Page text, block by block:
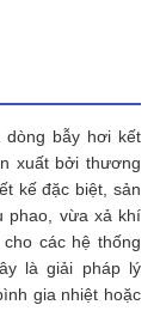
dòng bẫy hơi kết
xuất bởi thương
kế đặc biệt, sản
phao, vừa xả khí
các hệ thống
là giải pháp lý
gia nhiệt hoặc